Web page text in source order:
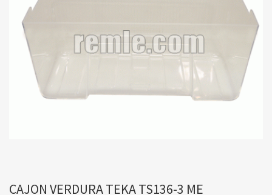
CAJON VERDURA TEKA TS136-3 ME